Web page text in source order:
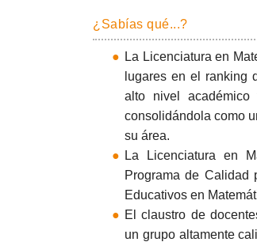
¿Sabías qué...?
La Licenciatura en
lugares en el ranking
alto nivel académico
consolidándola como
su área.
La Licenciatura en
Programa de Calidad
Educativos en
El claustro de
un grupo altamente